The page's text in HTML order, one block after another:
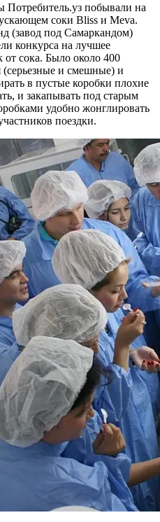
Потребитель.уз побывали на
соки Bliss и Meva.
(завод под Самаркандом)
конкурса на лучшее
от сока. Было около 400
и смешные) и
в пустые коробки плохие
и закапывать под старым
удобно жонглировать
поездки.